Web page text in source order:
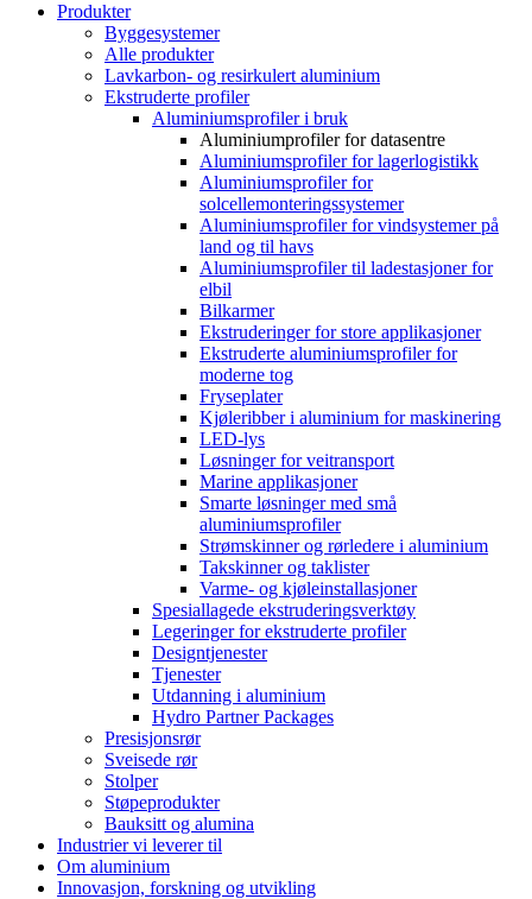
Produkter
Byggesystemer
Alle produkter
Lavkarbon- og resirkulert aluminium
Ekstruderte profiler
Aluminiumsprofiler i bruk
Aluminiumprofiler for datasentre
Aluminiumsprofiler for lagerlogistikk
Aluminiumsprofiler for
solcellemonteringssystemer
Aluminiumsprofiler for vindsystemer på
land og til havs
Aluminiumsprofiler til ladestasjoner for
elbil
Bilkarmer
Ekstruderinger for store applikasjoner
Ekstruderte aluminiumsprofiler for
moderne tog
Fryseplater
Kjøleribber i aluminium for maskinering
LED-lys
Løsninger for veitransport
Marine applikasjoner
Smarte løsninger med små
aluminiumsprofiler
Strømskinner og rørledere i aluminium
Takskinner og taklister
Varme- og kjøleinstallasjoner
Spesiallagede ekstruderingsverktøy
Legeringer for ekstruderte profiler
Designtjenester
Tjenester
Utdanning i aluminium
Hydro Partner Packages
Presisjonsrør
Sveisede rør
Stolper
Støpeprodukter
Bauksitt og alumina
Industrier vi leverer til
Om aluminium
Innovasjon, forskning og utvikling